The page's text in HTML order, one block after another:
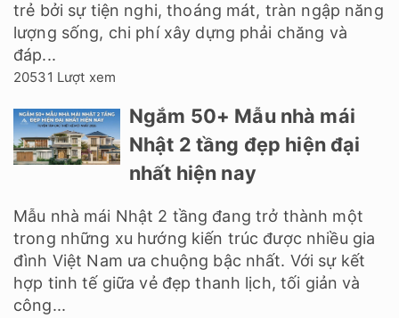
trẻ bởi sự tiện nghi, thoáng mát, tràn ngập năng
lượng sống, chi phí xây dựng phải chăng và
đáp...
20531 Lượt xem
Ngắm 50+ Mẫu nhà mái
Nhật 2 tầng đẹp hiện đại
nhất hiện nay
Mẫu nhà mái Nhật 2 tầng đang trở thành một
trong những xu hướng kiến trúc được nhiều gia
đình Việt Nam ưa chuộng bậc nhất. Với sự kết
hợp tinh tế giữa vẻ đẹp thanh lịch, tối giản và
công...